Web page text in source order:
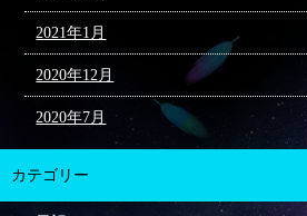
2021年1月
2020年12月
2020年7月
カテゴリー